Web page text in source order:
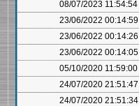
08/07/2023 11:54:54
23/06/2022 00:14:59
23/06/2022 00:14:26
23/06/2022 00:14:05
05/10/2020 11:59:00
24/07/2020 21:51:47
24/07/2020 21:51:34